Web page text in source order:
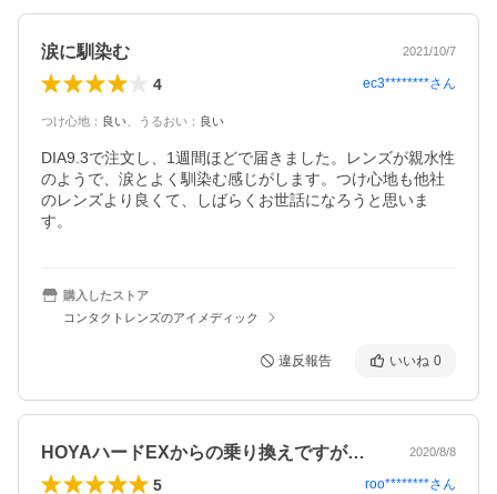
涙に馴染む 2021/10/7
4 ec3********さん
つけ心地 ： 良い うるおい ： 良い
DIA9.3で注文し、1週間ほどで届きました。レンズが親水性
のようで、涙とよく馴染む感じがします。つけ心地も他社
のレンズより良くて、しばらくお世話になろうと思いま
す。
購入したストア
コンタクトレンズのアイメディック
違反報告 いいね 0
HOYAハードEXからの乗り換えですが… 2020/8/8
5 roo********さん